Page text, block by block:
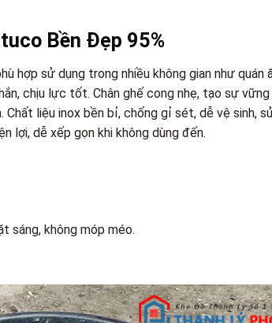
Bền Đẹp 95%
hợp sử dụng trong nhiều không gian như quán
chịu lực tốt. Chân ghế cong nhẹ, tạo sự
liệu inox bền bỉ, chống gỉ sét, dễ vệ sinh,
lợi, dễ xếp gọn khi không dùng đến.
sáng, không móp méo.